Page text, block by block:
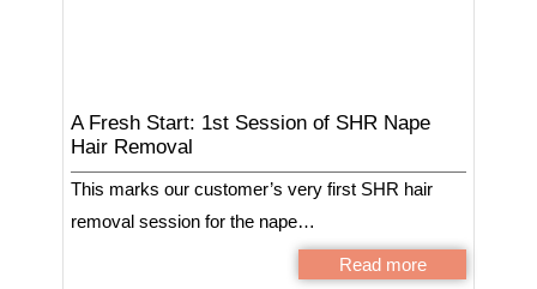
A Fresh Start: 1st Session of SHR Nape
Hair Removal
This marks our customer’s very first SHR hair
removal session for the nape…
Read more